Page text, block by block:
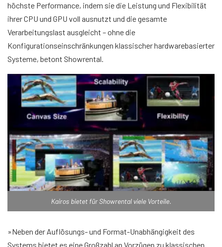
höchste Performance, indem sie die Leistung und Flexibilität
ihrer CPU und GPU voll ausnutzt und die gesamte
Verarbeitungslast ausgleicht – ohne die
Konfigurationseinschränkungen klassischer hardwarebasierter
Systeme, betont Showrental.
Kairos bietet für Showrental viele Vorteile.
»Neben der Auflösungs- und Format-Unabhängigkeit des
Systems bietet es eine Großzahl an Vorzügen zu klassischen